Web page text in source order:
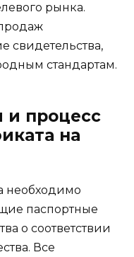
рынка.
свидетельства,
стандартам.
и процесс
на
необходимо
паспортные
о соответствии
Все